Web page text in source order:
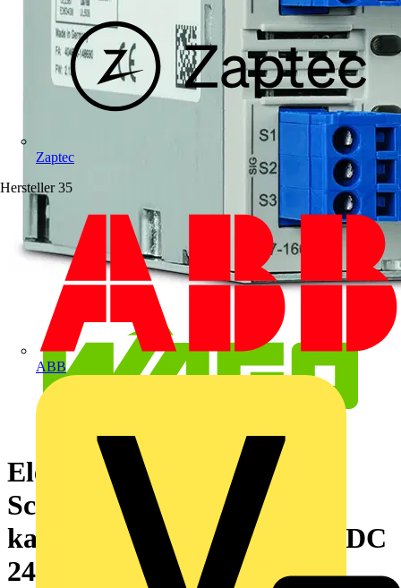
Zaptec
Hersteller 35
ABB
Elektronischer
Schutzschalter,8-
kanalig,Eingangsspannung DC
24 V